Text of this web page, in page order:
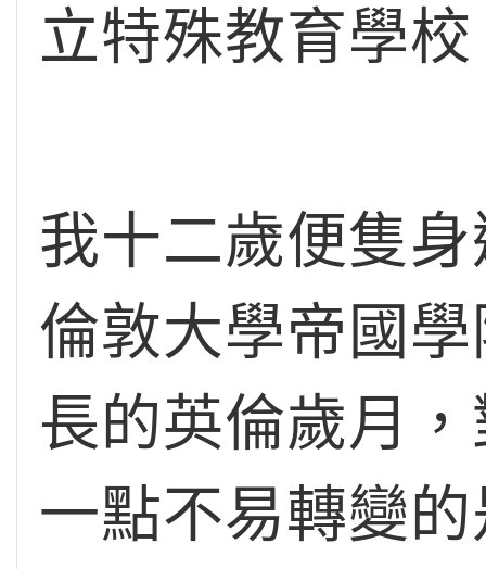
立特殊教育學
我十二歲便隻
倫敦大學帝國
長的英倫歲月
一點不易轉變